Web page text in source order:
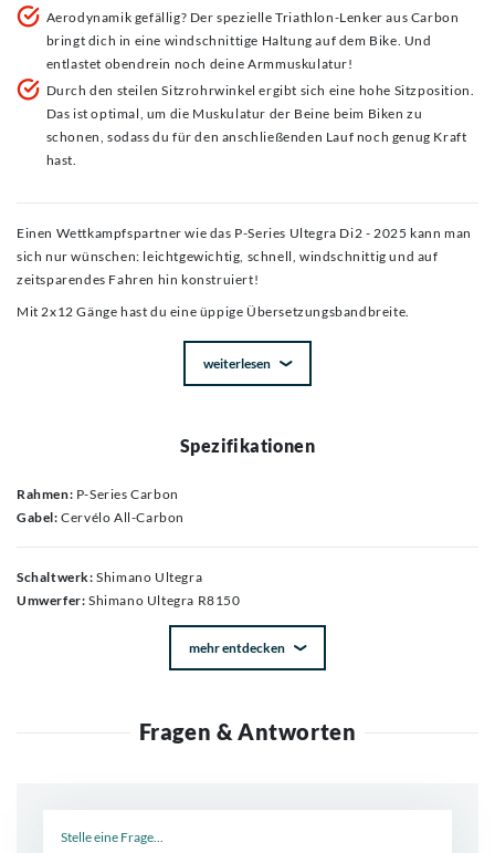
Aerodynamik gefällig? Der spezielle Triathlon-Lenker aus Carbon
bringt dich in eine windschnittige Haltung auf dem Bike. Und
entlastet obendrein noch deine Armmuskulatur!
Durch den steilen Sitzrohrwinkel ergibt sich eine hohe Sitzposition.
Das ist optimal, um die Muskulatur der Beine beim Biken zu
schonen, sodass du für den anschließenden Lauf noch genug Kraft
hast.
Einen Wettkampfspartner wie das P-Series Ultegra Di2 - 2025 kann man
sich nur wünschen: leichtgewichtig, schnell, windschnittig und auf
zeitsparendes Fahren hin konstruiert!
Mit 2x12 Gänge hast du eine üppige Übersetzungsbandbreite.
weiterlesen
Spezifikationen
Rahmen: P-Series Carbon
Gabel: Cervélo All-Carbon
Schaltwerk: Shimano Ultegra
Umwerfer: Shimano Ultegra R8150
mehr entdecken
Fragen & Antworten